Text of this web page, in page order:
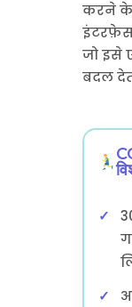
करने के
जो इसे
बदल